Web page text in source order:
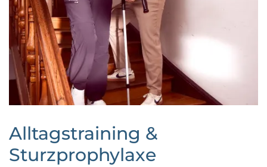
Alltagstraining &
Sturzprophylaxe